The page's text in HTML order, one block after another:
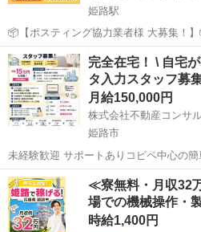
姫路駅
📦【ポスティング協力業者様 大募集！】📦 ━━ こんな方にピ
リ！ ・すでにポスティング業をされて
安定収入を得たい方 ・個人・法人どちらでもOK！ ━━
大手...
兵庫 姫路市 姫路駅 軽作業
完全在宅！ \ 自宅
タ入力スタッフ募
月給150,000円
株式会社不動産コンサ
姫路市
未経験歓迎 サポートありコピペ中心の簡
稼げる！ 中央左（報酬イメージ）月収15万円も可能！成果報酬制中 央
右（お仕事の概要）お仕事の概要：梅田
心！ 📍 対象エリア：...
兵庫 姫路市 その他 スタッフ
≪寮無料・月収32
場での機械操作・
時給1,400円